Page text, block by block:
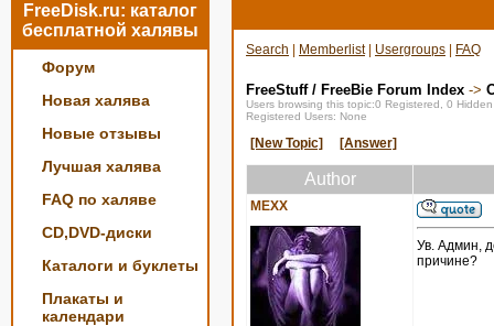
FreeDisk.ru: каталог
бесплатной халявы
Форум
Новая халява
Новые отзывы
Лучшая халява
FAQ по халяве
CD,DVD-диски
Каталоги и буклеты
Плакаты и
календари
Search Memberlist| Usergroups FAQ
FreeStuff / FreeBie Forum Index ->
Users browsing this topic:0 Registered, 0
Registered Users: None
[New Topic] [Answer]
Author
MEXX
Ув. Админ,
причине?